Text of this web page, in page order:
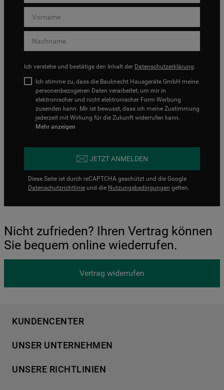
Ich verstehe und bestätige den Inhalt der Datenschutzerklärung.
Ich stimme zu, dass die Bauknecht Hausgeräte GmbH meine
personenbezogenen Daten verarbeitet, um mir in
elektronischer und nicht elektronischer Form Werbung
zusenden kann. Mir ist bewusst, dass ich meine Zustimmung
jederzeit mit Wirkung für die Zukunft widerrufen kann.
Mehr anzeigen
JETZT ANMELDEN
Diese Seite ist durch reCAPTCHA geschützt und die Google
Datenschutzrichtlinie und die Nutzungsbedingungen gelten.
Nicht zufrieden? Ihren Vertrag können
Sie bequem online wiederrufen.
Vertrag widerrufen
KUNDENCENTER
Händlersuche
Häufige Fragen
UNSER UNTERNEHMEN
Für Händler
UNSERE RICHTLINIEN